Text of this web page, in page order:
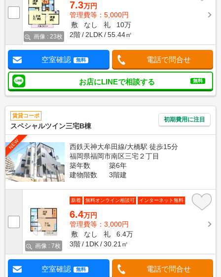
画像 : 23枚
7.3万円
管理費等：5,000円
敷
なし 礼
10万
2階
2LDK 55.44㎡
空室確認 無料 電話で問合せ
お店にLINEで相談する 無料
賃貸コーポ
スペシャルツイン三宅B棟
初期費用に注目
NEW
西鉄天神大牟田線/大橋駅 徒歩15分
福岡県福岡市南区三宅２丁目
築年数
築6年
建物階数
3階建
画像 : 7枚
新着 無料オンライン相談可 インターネット無料
6.4万円
管理費等：3,000円
敷
なし 礼
6.4万
3階
1DK 30.21㎡
空室確認 無料 電話で問合せ